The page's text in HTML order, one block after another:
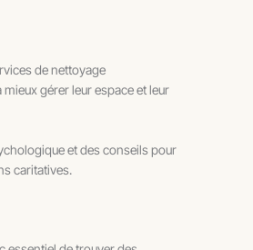
de nettoyage
gérer leur espace et leur
et des conseils pour
caritatives.